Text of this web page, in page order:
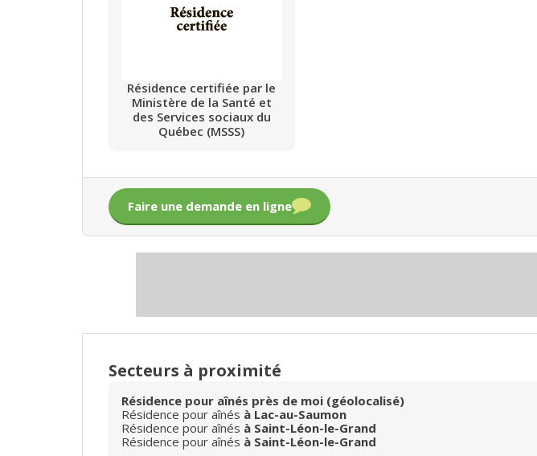
Résidence certifiée par le
Ministère de la Santé et
des Services sociaux du
Québec (MSSS)
Faire une demande en ligne
Secteurs à proximité
Résidence pour aînés près de moi (géolocalisé)
Résidence pour aînés à Lac-au-Saumon
Résidence pour aînés à Saint-Léon-le-Grand
Résidence pour aînés à Saint-Léon-le-Grand